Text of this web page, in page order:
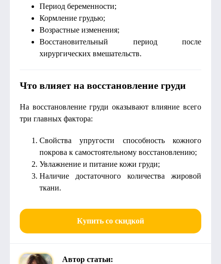
Период беременности;
Кормление грудью;
Возрастные изменения;
Восстановительный период после
хирургических вмешательств.
Что влияет на восстановление груди
На восстановление груди оказывают влияние всего
три главных фактора:
Свойства упругости способность кожного
покрова к самостоятельному восстановлению;
Увлажнение и питание кожи груди;
Наличие достаточного количества жировой
ткани.
Купить со скидкой
Автор статьи: